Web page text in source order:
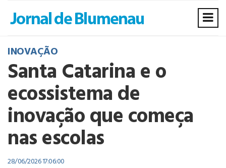
INOVAÇÃO
Santa Catarina e o
ecossistema de
inovação que começa
nas escolas
28/06/2026 17:06:00